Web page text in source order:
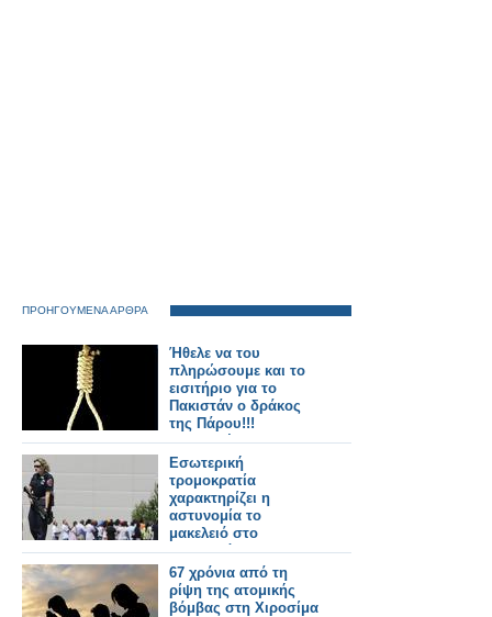
ΠΡΟΗΓΟΥΜΕΝΑ ΑΡΘΡΑ
Ήθελε να του
πληρώσουμε και το
εισιτήριο για το
Πακιστάν ο δράκος
της Πάρου!!!
(Λεπτομέρεια:
Εργάζονταν στο νησί
2 χρόνια - Ούτε στον
δρόμο ήταν, ούτε
πεινούσε...)
Εσωτερική
τρομοκρατία
χαρακτηρίζει η
αστυνομία το
μακελειό στο
Γουινσκόνσιν!!!
67 χρόνια από τη
ρίψη της ατομικής
βόμβας στη Χιροσίμα